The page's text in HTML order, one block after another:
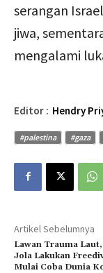
serangan
jiwa,
mengalami
Editor : Hendry
#palestina #gaza
Artikel Sebelumnya
Lawan Trauma
Jola Lakukan
Mulai Coba Dunia